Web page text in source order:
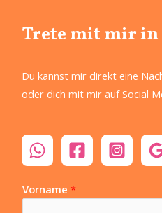
Trete mit mir
Du kannst mir direkt eine
oder dich mit mir auf Social
Vorname*